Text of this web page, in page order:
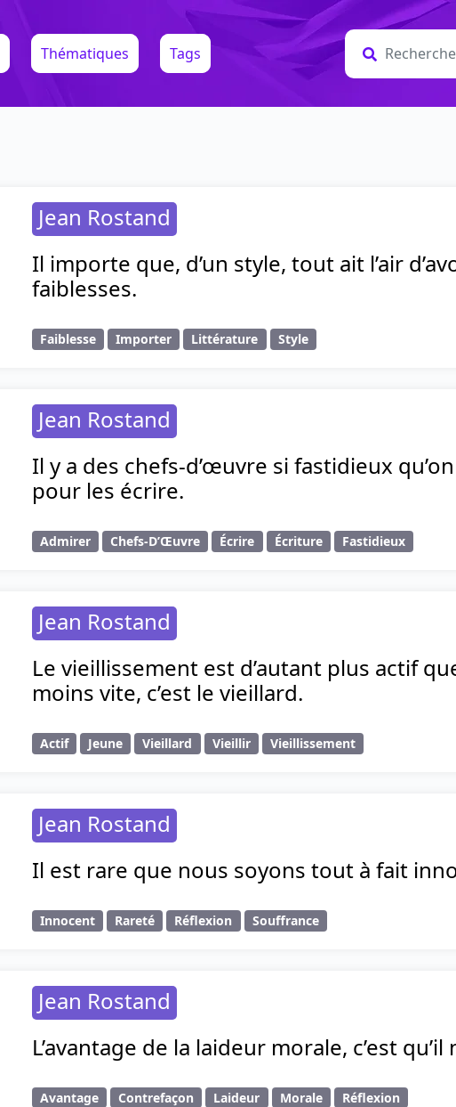
Thématiques Tags
Jean Rostand
Il importe que, d’un style, tout ait l’air
faiblesses.
Faiblesse Importer Littérature Style
Jean Rostand
Il y a des chefs-d’œuvre si fastidieux
pour les écrire.
Admirer Chefs-D’Œuvre Écrire Écriture Fastidieux
Jean Rostand
Le vieillissement est d’autant plus actif
moins vite, c’est le vieillard.
Actif Jeune Vieillard Vieillir Vieillissement
Jean Rostand
Il est rare que nous soyons tout à fait
Innocent Rareté Réflexion Souffrance
Jean Rostand
L’avantage de la laideur morale, c’est
Avantage Contrefaçon Laideur Morale Réflexion